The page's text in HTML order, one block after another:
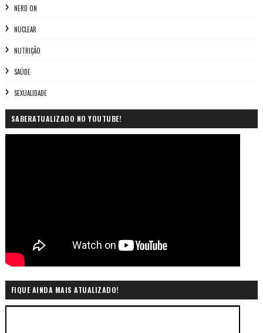
NERD ON
NUCLEAR
NUTRIÇÃO
SAÚDE
SEXUALIDADE
SABERATUALIZADO NO YOUTUBE!
FIQUE AINDA MAIS ATUALIZADO!